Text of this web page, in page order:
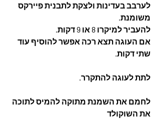
לערבב בעדינות ולצקת לתבנית פיירקס
משומנת.
להעביר למיקרו 8 או 9 דקות.
אם העוגה תצא רכה אפשר להוסיף עוד
שתי דקות.
לתת לעוגה להתקרר.
לחמם את השמנת מתוקה להמיס לתוכה
את השוקולד